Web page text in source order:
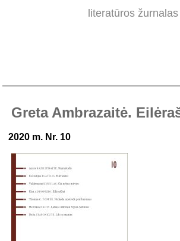
literatūros žurnalas
Greta Ambrazaitė.
2020 m. Nr. 10